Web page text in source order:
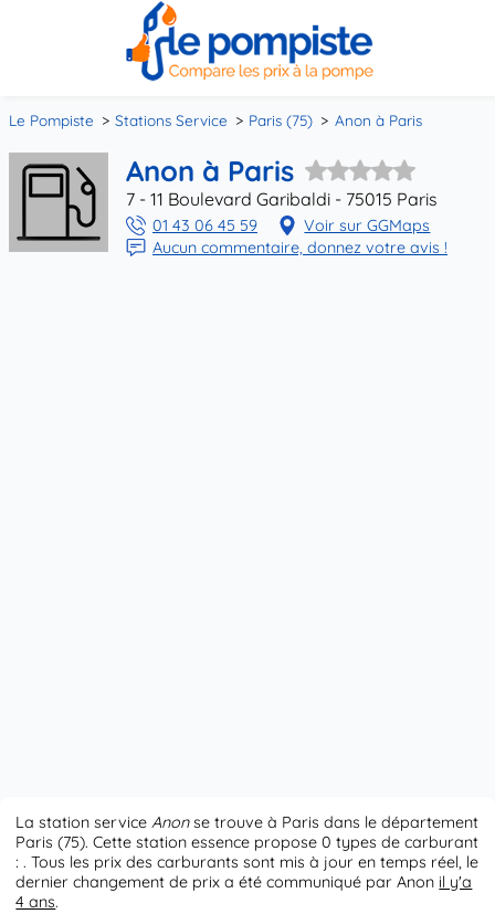
Le Pompiste Stations Service Paris (75) Anon à Paris
Anon à Paris
7 - 11 Boulevard Garibaldi - 75015 Paris
01 43 06 45 59
Voir sur GGMaps
Aucun commentaire, donnez votre avis !
La station serviceAnonse trouve à Paris dans le département
Paris (75). Cette station essence propose 0 types de carburant
: . Tous les prix des carburants sont mis à jour en temps réel, le
dernier changement de prix a été communiqué par Anon il y'a
4 ans.